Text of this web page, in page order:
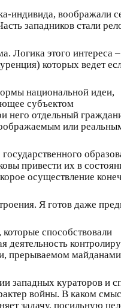
индивида, воображали
западников стали
Логика этого интереса –
которых ведет
национальной идеи,
субъектом
него отдельный
или
привести их в
осуществление
Я готов даже
способствовали
прерываемом
западных кураторов и
войны. В каком
задачу, посильную